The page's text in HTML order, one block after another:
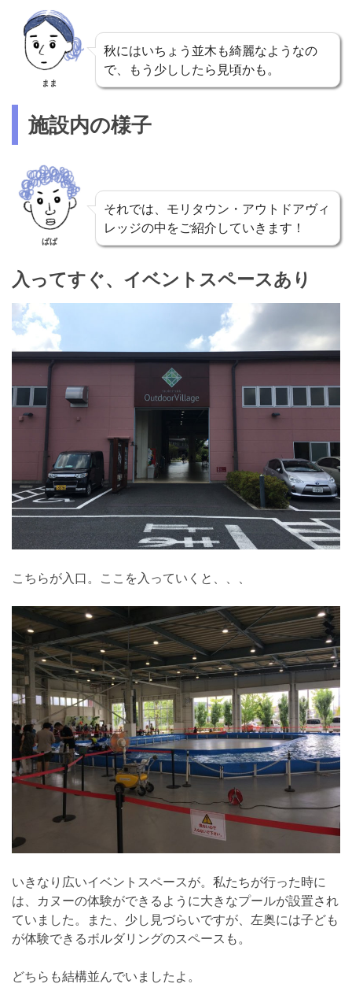
まま
秋にはいちょう並木も綺麗なようなの
で、もう少ししたら見頃かも。
施設内の様子
ぱぱ
それでは、モリタウン・アウトドアヴィ
レッジの中をご紹介していきます！
入ってすぐ、イベントスペースあり
こちらが入口。ここを入っていくと、、、
いきなり広いイベントスペースが。私たちが行った時に
は、カヌーの体験ができるように大きなプールが設置され
ていました。また、少し見づらいですが、左奥には子ども
が体験できるボルダリングのスペースも。
どちらも結構並んでいましたよ。